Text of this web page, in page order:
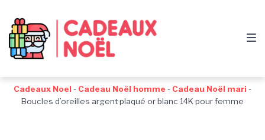
navigation
au
contenu
au
pied
de
Cadeaux Noel - Cadeau Noël homme - Cadeau Noël mari -
Boucles d’oreilles argent plaqué or blanc 14K pour femme